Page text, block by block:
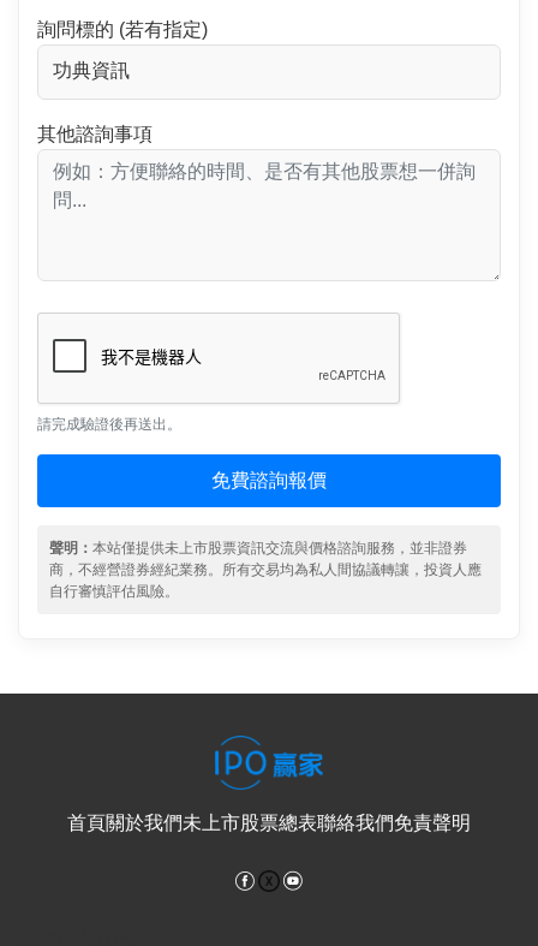
詢問標的 (若有指定)
其他諮詢事項
請完成驗證後再送出。
免費諮詢報價
聲明： 本站僅提供未上市股票資訊交流與價格諮詢服務，並非證券
商，不經營證券經紀業務。所有交易均為私人間協議轉讓，投資人應
自行審慎評估風險。
首頁關於我們未上市股票總表聯絡我們免責聲明
Facebook